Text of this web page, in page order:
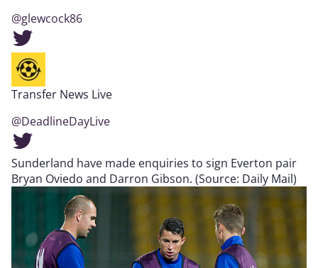
@glewcock86
Transfer News Live
@DeadlineDayLive
Sunderland have made enquiries to sign Everton pair
Bryan Oviedo and Darron Gibson. (Source: Daily Mail)